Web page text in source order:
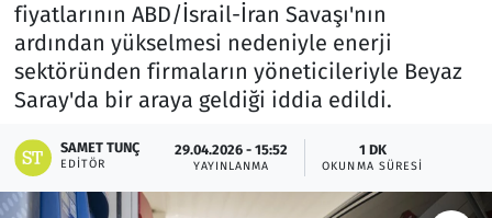
fiyatlarının ABD/İsrail-İran Savaşı'nın
ardından yükselmesi nedeniyle enerji
sektöründen firmaların yöneticileriyle Beyaz
Saray'da bir araya geldiği iddia edildi.
SAMET TUNÇ
EDITÖR
29.04.2026 - 15:52
YAYINLANMA
1 DK
OKUNMA SÜRESI
Memur ve Kamu
Otomobil
Ramazan